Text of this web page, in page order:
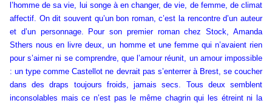
l’homme de sa vie, lui songe à en changer, de vie, de femme, de climat
affectif. On dit souvent qu’un bon roman, c’est la rencontre d’un auteur
et d’un personnage. Pour son premier roman chez Stock, Amanda
Sthers nous en livre deux, un homme et une femme qui n’avaient rien
pour s’aimer ni se comprendre, que l’amour réunit, un amour impossible
: un type comme Castellot ne devrait pas s’enterrer à Brest, se coucher
dans des draps toujours froids, jamais secs. Tous deux semblent
inconsolables mais ce n’est pas le même chagrin qui les étreint ni la